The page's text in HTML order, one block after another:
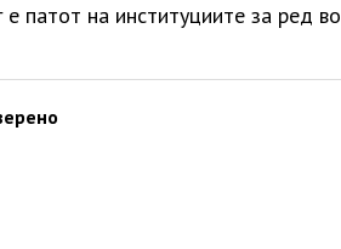
патот на институциите за ред во